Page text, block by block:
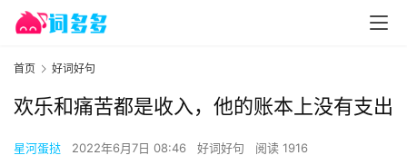
首页 好词好句
欢乐和痛苦都是收入，他的账本上没有支出
星河蛋挞 2022年6月7日 08:46 好词好句 阅读 1916